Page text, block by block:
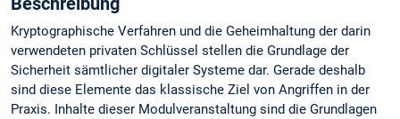
Kryptographische Verfahren und die Geheimhaltung der darin
verwendeten privaten Schlüssel stellen die Grundlage der
Sicherheit sämtlicher digitaler Systeme dar. Gerade deshalb
sind diese Elemente das klassische Ziel von Angriffen in der
Praxis. Inhalte dieser Modulveranstaltung sind die Grundlagen